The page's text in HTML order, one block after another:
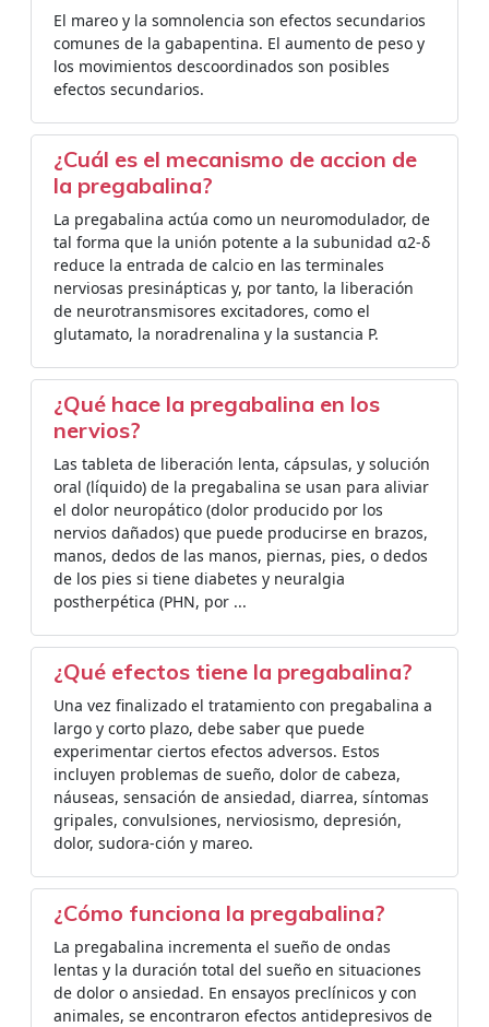
El mareo y la somnolencia son efectos secundarios
comunes de la gabapentina. El aumento de peso y
los movimientos descoordinados son posibles
efectos secundarios.
¿Cuál es el mecanismo de accion de
la pregabalina?
La pregabalina actúa como un neuromodulador, de
tal forma que la unión potente a la subunidad α2-δ
reduce la entrada de calcio en las terminales
nerviosas presinápticas y, por tanto, la liberación
de neurotransmisores excitadores, como el
glutamato, la noradrenalina y la sustancia P.
¿Qué hace la pregabalina en los
nervios?
Las tableta de liberación lenta, cápsulas, y solución
oral (líquido) de la pregabalina se usan para aliviar
el dolor neuropático (dolor producido por los
nervios dañados) que puede producirse en brazos,
manos, dedos de las manos, piernas, pies, o dedos
de los pies si tiene diabetes y neuralgia
postherpética (PHN, por ...
¿Qué efectos tiene la pregabalina?
Una vez finalizado el tratamiento con pregabalina a
largo y corto plazo, debe saber que puede
experimentar ciertos efectos adversos. Estos
incluyen problemas de sueño, dolor de cabeza,
náuseas, sensación de ansiedad, diarrea, síntomas
gripales, convulsiones, nerviosismo, depresión,
dolor, sudora-ción y mareo.
¿Cómo funciona la pregabalina?
La pregabalina incrementa el sueño de ondas
lentas y la duración total del sueño en situaciones
de dolor o ansiedad. En ensayos preclínicos y con
animales, se encontraron efectos antidepresivos de